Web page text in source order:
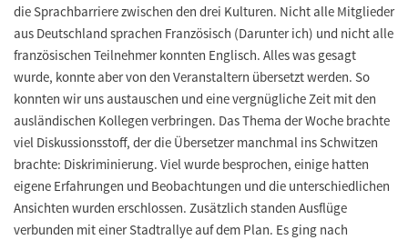
die Sprachbarriere zwischen den drei Kulturen. Nicht alle Mitglieder
aus Deutschland sprachen Französisch (Darunter ich) und nicht alle
französischen Teilnehmer konnten Englisch. Alles was gesagt
wurde, konnte aber von den Veranstaltern übersetzt werden. So
konnten wir uns austauschen und eine vergnügliche Zeit mit den
ausländischen Kollegen verbringen. Das Thema der Woche brachte
viel Diskussionsstoff, der die Übersetzer manchmal ins Schwitzen
brachte: Diskriminierung. Viel wurde besprochen, einige hatten
eigene Erfahrungen und Beobachtungen und die unterschiedlichen
Ansichten wurden erschlossen. Zusätzlich standen Ausflüge
verbunden mit einer Stadtrallye auf dem Plan. Es ging nach